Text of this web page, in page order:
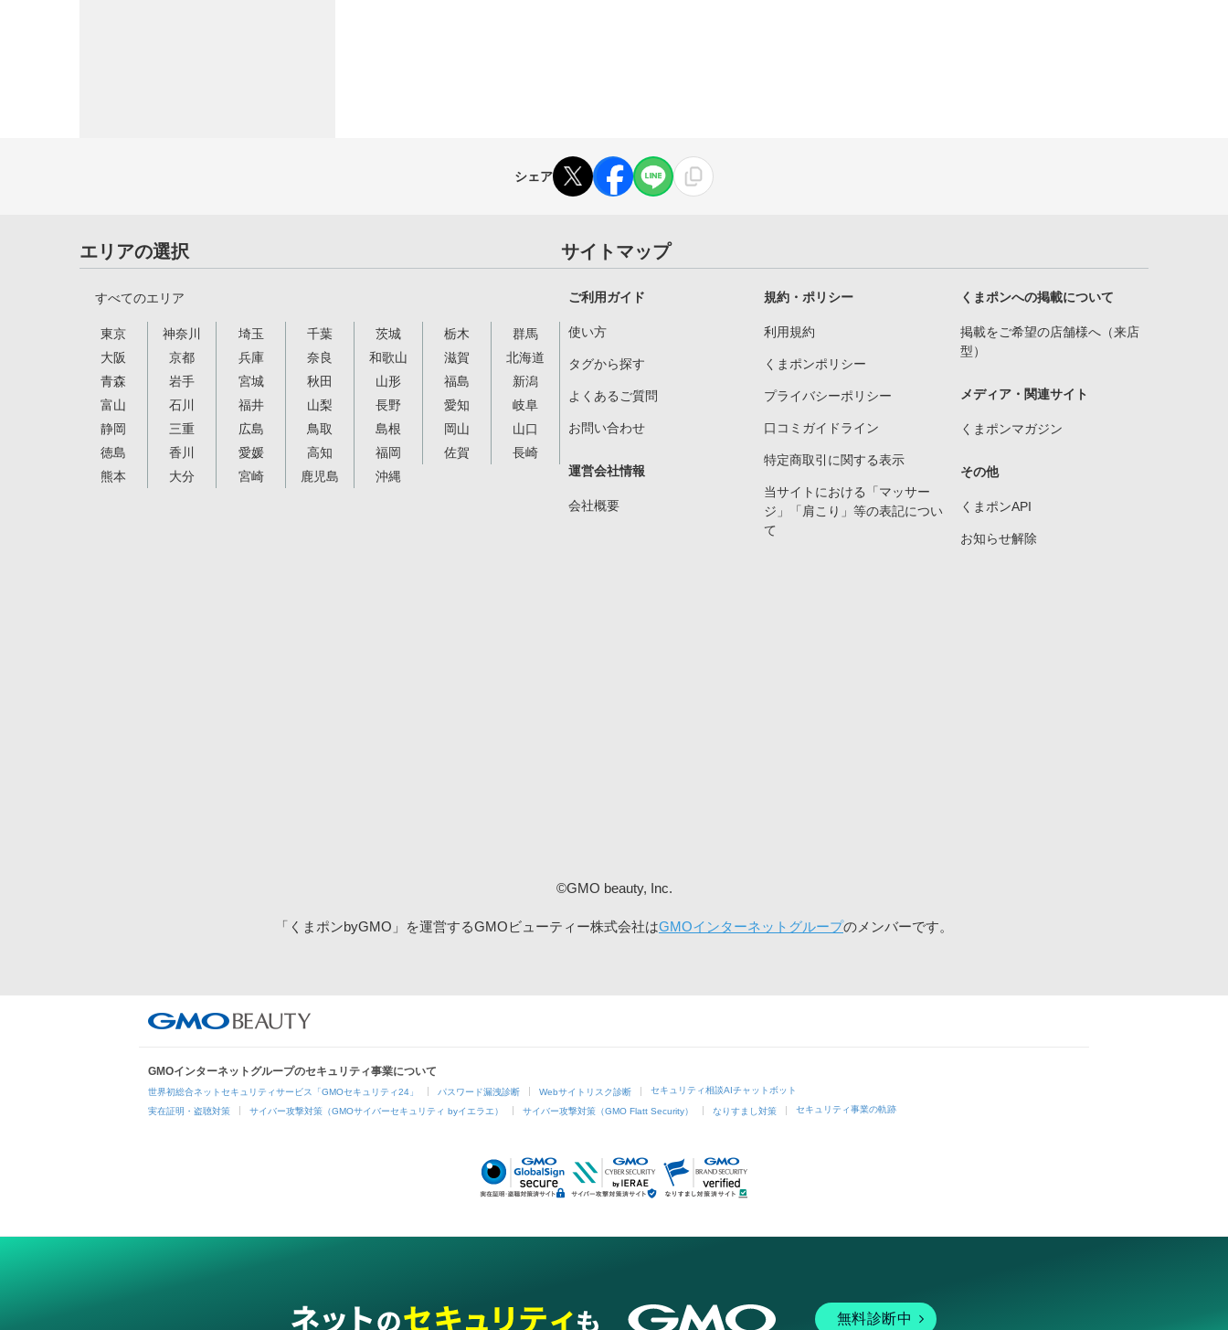
シェア
エリアの選択
すべてのエリア
東京 神奈川 埼玉 千葉 茨城 栃木
群馬
大阪
京都 兵庫 奈良 和歌山 滋賀
北海道
青森
岩手 宮城 秋田 山形 福島
新潟
富山
石川 福井 山梨 長野 愛知
岐阜
静岡
三重 広島 鳥取 島根 岡山
山口
徳島
香川 愛媛 高知 福岡 佐賀
長崎
熊本
大分 宮崎 鹿児島 沖縄
サイトマップ
ご利用ガイド
使い方
タグから探す
よくあるご質問
お問い合わせ
運営会社情報
会社概要
規約・ポリシー
利用規約
くまポンポリシー
プライバシーポリシー
口コミガイドライン
特定商取引に関する表示
当サイトにおける「マッサー
ジ」「肩こり」等の表記につい
て
くまポンへの掲載について
掲載をご希望の店舗様へ（来店
型）
メディア・関連サイト
くまポンマガジン
その他
くまポンAPI
お知らせ解除
©GMO beauty, Inc.
「くまポンbyGMO」を運営するGMOビューティー株式会社はGMOインターネットグループのメンバーです。
GMOインターネットグループのセキュリティ事業について
世界初総合ネットセキュリティサービス「GMOセキュリティ24」 パスワード漏洩診断 Webサイトリスク診断 セキュリティ相談AIチャットボット
実在証明・盗聴対策 サイバー攻撃対策（GMOサイバーセキュリティ byイエラエ） サイバー攻撃対策（GMO Flatt Security） なりすまし対策 セキュリティ事業の軌跡
無料診断中